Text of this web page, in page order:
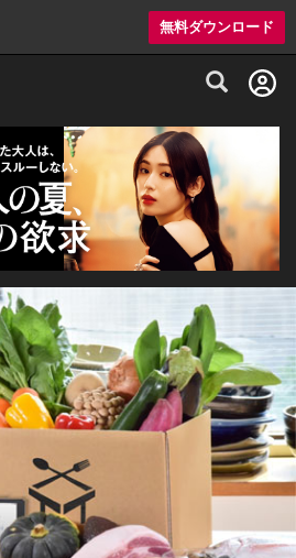
無料ダウンロード
グルメ情報・プレミアムレストラン予約